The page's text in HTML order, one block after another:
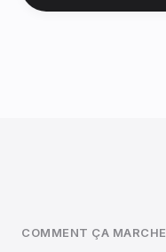
COMMENT ÇA MARCHE